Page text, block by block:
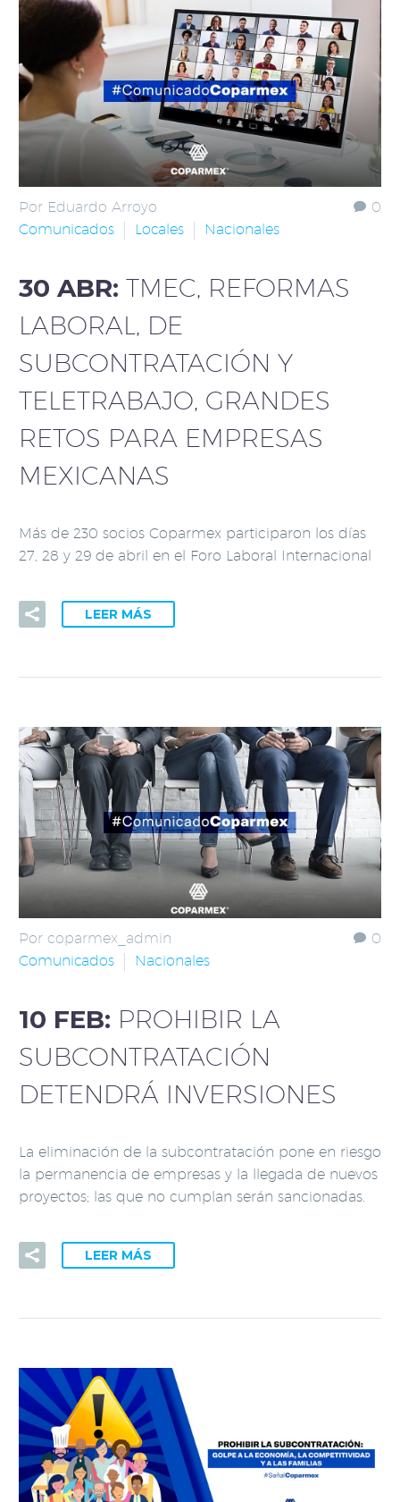
0
Por Eduardo Arroyo
Comunicados
Locales Nacionales
30 ABR: TMEC, REFORMAS
LABORAL, DE
SUBCONTRATACIÓN Y
TELETRABAJO, GRANDES
RETOS PARA EMPRESAS
MEXICANAS
Más de 230 socios Coparmex participaron los días
27, 28 y 29 de abril en el Foro Laboral Internacional
LEER MÁS
0
Por coparmex_admin
Comunicados
Nacionales
10 FEB: PROHIBIR LA
SUBCONTRATACIÓN
DETENDRÁ INVERSIONES
La eliminación de la subcontratación pone en riesgo
la permanencia de empresas y la llegada de nuevos
proyectos; las que no cumplan serán sancionadas.
LEER MÁS